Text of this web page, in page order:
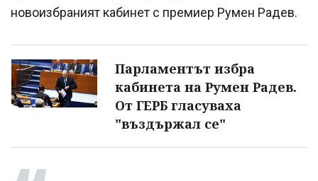
новоизбраният кабинет с премиер Румен Радев.
Парламентът избра
кабинета на Румен Радев.
От ГЕРБ гласуваха
"въздържал се"